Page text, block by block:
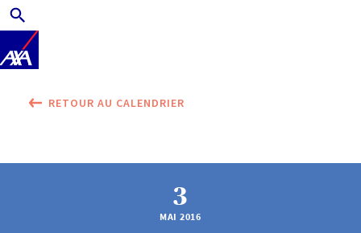
RETOUR AU CALENDRIER
3
MAI 2016